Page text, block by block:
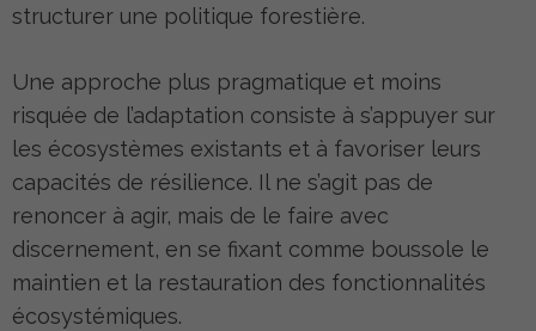
structurer une politique forestière.
Une approche plus pragmatique et moins
risquée de l’adaptation consiste à s’appuyer sur
les écosystèmes existants et à favoriser leurs
capacités de résilience. Il ne s’agit pas de
renoncer à agir, mais de le faire avec
discernement, en se fixant comme boussole le
maintien et la restauration des fonctionnalités
écosystémiques.